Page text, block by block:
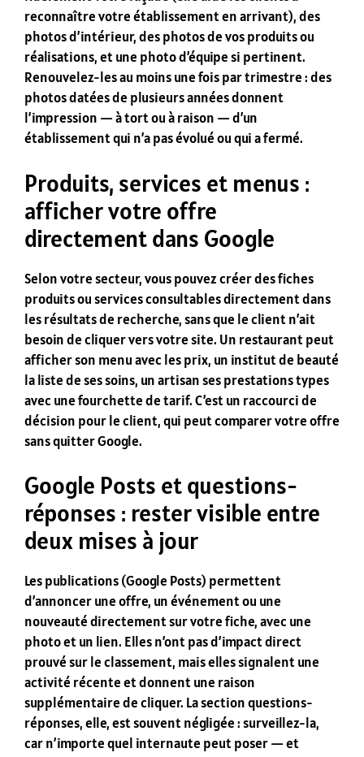
reconnaître votre établissement en arrivant), des
photos d’intérieur, des photos de vos produits ou
réalisations, et une photo d’équipe si pertinent.
Renouvelez-les au moins une fois par trimestre : des
photos datées de plusieurs années donnent
l’impression — à tort ou à raison — d’un
établissement qui n’a pas évolué ou qui a fermé.
Produits, services et menus :
afficher votre offre
directement dans Google
Selon votre secteur, vous pouvez créer des fiches
produits ou services consultables directement dans
les résultats de recherche, sans que le client n’ait
besoin de cliquer vers votre site. Un restaurant peut
afficher son menu avec les prix, un institut de beauté
la liste de ses soins, un artisan ses prestations types
avec une fourchette de tarif. C’est un raccourci de
décision pour le client, qui peut comparer votre offre
sans quitter Google.
Google Posts et questions-
réponses : rester visible entre
deux mises à jour
Les publications (Google Posts) permettent
d’annoncer une offre, un événement ou une
nouveauté directement sur votre fiche, avec une
photo et un lien. Elles n’ont pas d’impact direct
prouvé sur le classement, mais elles signalent une
activité récente et donnent une raison
supplémentaire de cliquer. La section questions-
réponses, elle, est souvent négligée : surveillez-la,
car n’importe quel internaute peut poser — et